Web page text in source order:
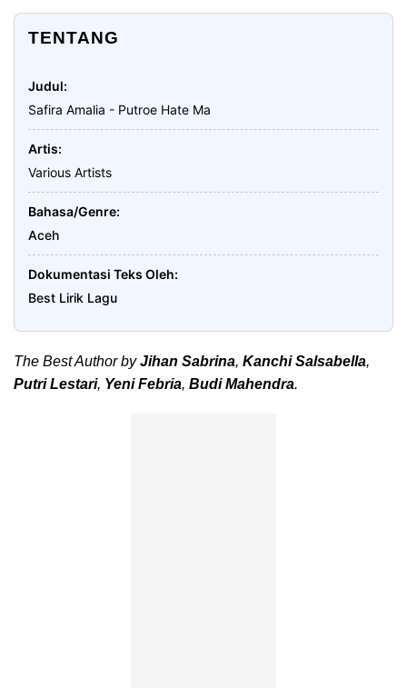
TENTANG
Judul
Safira Amalia - Putroe Hate Ma
Artis
Various Artists
Bahasa/Genre
Aceh
Dokumentasi Teks Oleh
Best Lirik Lagu
The Best Author byJihan Sabrina, Kanchi Salsabella,
Putri Lestari, Yeni Febria, Budi Mahendra.